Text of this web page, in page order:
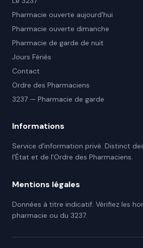
Pharmacie ouverte aujourd'hui
Pharmacie ouverte dimanche
Pharmacie de garde de nuit
Jours Fériés
Contact
Ordre des Pharmaciens
3237 — Pharmacie de garde
Informations
Service d'information privé. Distinct
l'État et de l'Ordre des Pharmaciens.
Mentions légales
Données à titre indicatif. Vérifiez les
pharmacie ou du 3237.